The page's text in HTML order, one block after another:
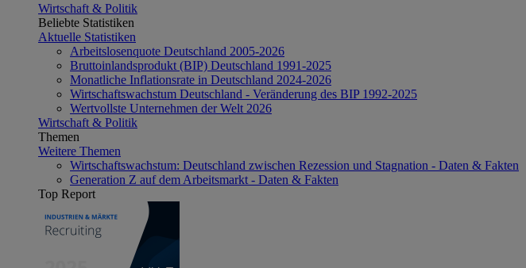
Wirtschaft & Politik
Beliebte Statistiken
Aktuelle Statistiken
Arbeitslosenquote Deutschland 2005-2026
Bruttoinlandsprodukt (BIP) Deutschland 1991-2025
Monatliche Inflationsrate in Deutschland 2024-2026
Wirtschaftswachstum Deutschland - Veränderung des BIP 1992-2025
Wertvollste Unternehmen der Welt 2026
Wirtschaft & Politik
Themen
Weitere Themen
Wirtschaftswachstum: Deutschland zwischen Rezession und Stagnation - Daten & Fakten
Generation Z auf dem Arbeitsmarkt - Daten & Fakten
Top Report